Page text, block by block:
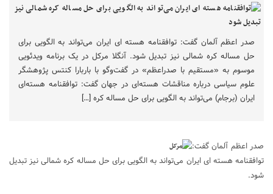
صدر اعظم آلمان گفت: توافقنامه هسته ای ایران می‌تواند به الگویی برای
حل مساله کره شمالی نیز تبدیل شود. آنگلا مرکل در یک برنامه ویدئویی
موسوم به «مستقیم با صدراعظم» در گفت‌وگو با باربارا کنتس پژوهشگر
علوم سیاسی درباره مناقشات هسته‌ای در جهان گفت: توافقنامه هسته‌ای
ایران (برجام) می‌تواند به الگویی برای حل مساله کره […]
صدر اعظم آلمان گفت:
توافقنامه هسته ای ایران می‌تواند به الگویی برای حل مساله کره شمالی نیز تبدیل
شود.